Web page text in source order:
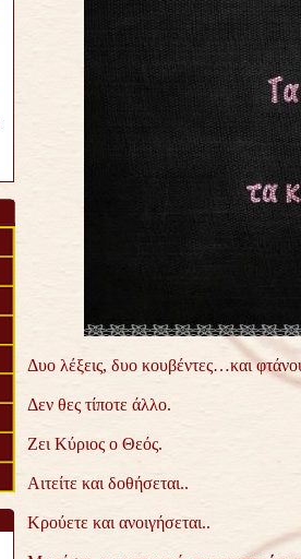
Δυο λέξεις, δυο κουβέντες…και
Δεν θες τίποτε άλλο.
Ζει Κύριος ο Θεός.
Αιτείτε και δοθήσεται..
Κρούετε και ανοιγήσεται..